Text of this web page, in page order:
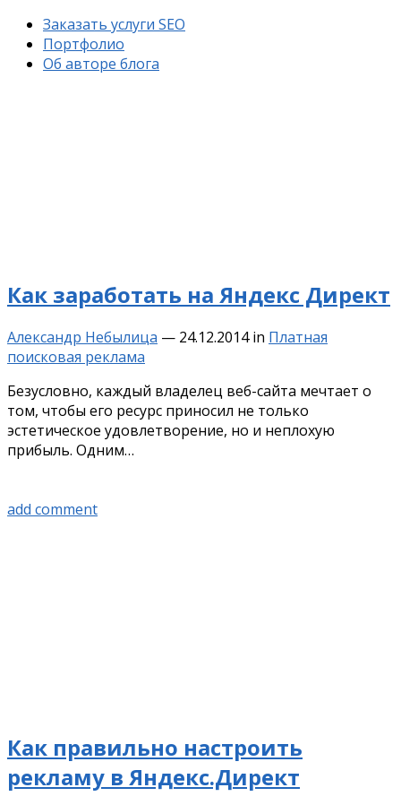
Заказать услуги SEO
Портфолио
Об авторе блога
Как заработать на Яндекс Директ
Александр Небылица — 24.12.2014 in Платная
поисковая реклама
Безусловно, каждый владелец веб-сайта мечтает о
том, чтобы его ресурс приносил не только
эстетическое удовлетворение, но и неплохую
прибыль. Одним…
add comment
Как правильно настроить
рекламу в Яндекс.Директ